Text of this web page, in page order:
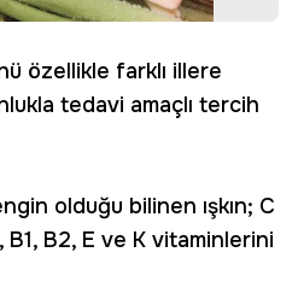
özellikle farklı illere
tedavi amaçlı tercih
olduğu bilinen ışkın; C
B1, B2, E ve K vitaminlerini